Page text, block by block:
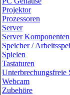
Projektor
Prozessoren
Server
Server Komponenten
Speicher /
Spielen
Tastaturen
Unterbrechungsfreie
Webcam
Zubehöre